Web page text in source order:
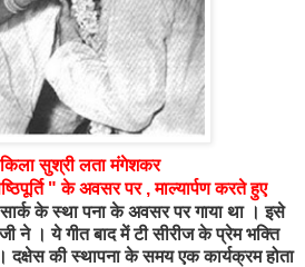
सुश्री लता मंगेशकर
" के अवसर पर , माल्यार्पण करते हुए
के स्था पना के अवसर पर गाया था । इसे
ने । ये गीत बाद में टी सीरीज के प्रेम भक्ति
दक्षेस की स्थापना के समय एक कार्यक्रम होता